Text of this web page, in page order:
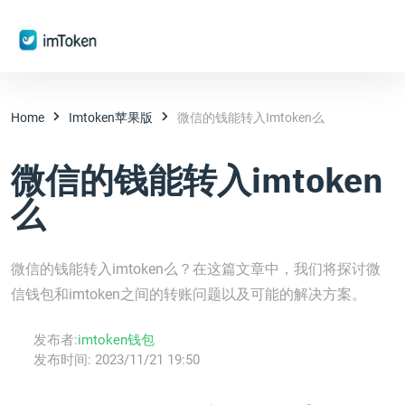
Home Imtoken苹果版 微信的钱能转入imtoken么
微信的钱能转入imtoken
么
微信的钱能转入imtoken么？在这篇文章中，我们将探讨微
信钱包和imtoken之间的转账问题以及可能的解决方案。
发布者:imtoken钱包
发布时间: 2023/11/21 19:50